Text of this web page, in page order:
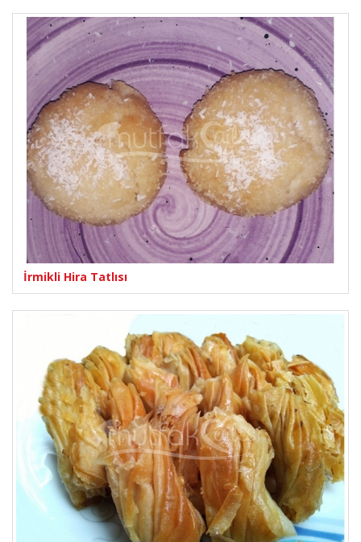
İrmikli Hira Tatlısı